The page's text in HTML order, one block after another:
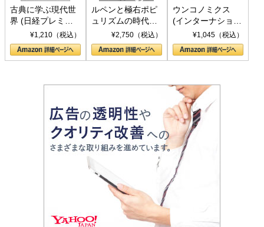
古典に学ぶ現代世
界 (日経プレミア
シリーズ)¥1,210（税込）
ルペンと極右ポピ
ュリズムの時代：
〈ヤヌス〉の二つ
の顔
¥2,750（税込）
ウンコノミクス
(インターナショナ
ル新書)¥1,045（税込）